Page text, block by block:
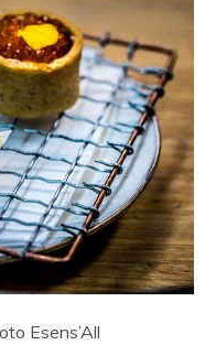
Esens’All